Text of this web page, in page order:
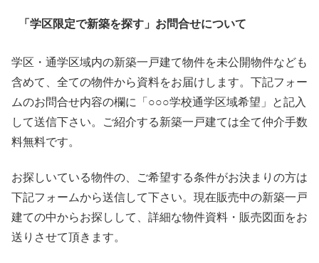
「学区限定で新築を探す」お問合せについて
学区・通学区域内の新築一戸建て物件を未公開物件なども
含めて、全ての物件から資料をお届けします。下記フォー
ムのお問合せ内容の欄に「○○○学校通学区域希望」と記入
して送信下さい。ご紹介する新築一戸建ては全て仲介手数
料無料です。
お探しいている物件の、ご希望する条件がお決まりの方は
下記フォームから送信して下さい。現在販売中の新築一戸
建ての中からお探しして、詳細な物件資料・販売図面をお
送りさせて頂きます。